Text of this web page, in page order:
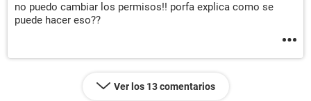
no puedo cambiar los permisos!! porfa explica como se
puede hacer eso??
Ver los 13 comentarios